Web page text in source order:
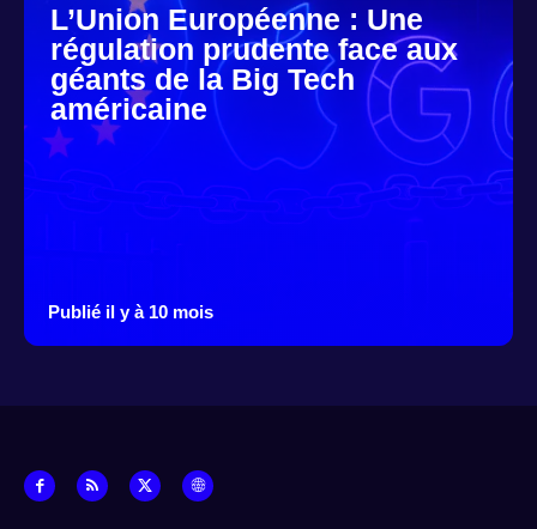
L’Union Européenne : Une
régulation prudente face aux
géants de la Big Tech
américaine
Publié il y à 10 mois